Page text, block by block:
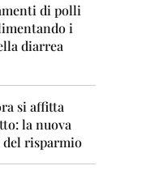
di polli
i
diarrea
si affitta
la nuova
risparmio